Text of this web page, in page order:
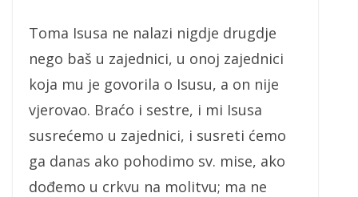
Toma Isusa ne nalazi nigdje drugdje
nego baš u zajednici, u onoj zajednici
koja mu je govorila o Isusu, a on nije
vjerovao. Braćo i sestre, i mi Isusa
susrećemo u zajednici, i susreti ćemo
ga danas ako pohodimo sv. mise, ako
dođemo u crkvu na molitvu; ma ne